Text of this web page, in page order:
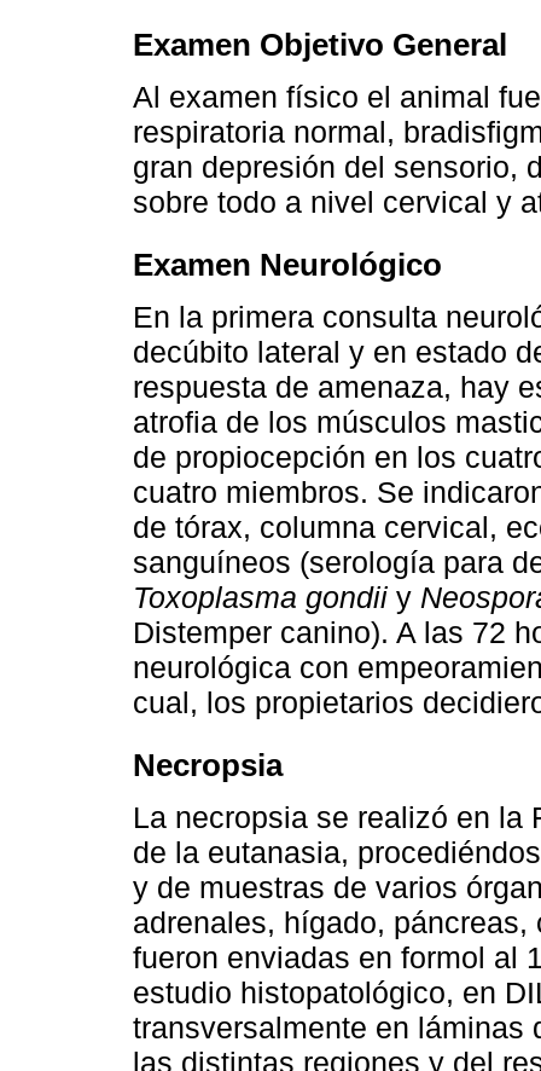
Examen Objetivo General
Al examen físico el animal
respiratoria normal,
gran depresión del sensorio,
sobre todo a nivel cervical y
Examen Neurológico
En la primera consulta
decúbito lateral y en estado
respuesta de amenaza, hay
atrofia de los músculos
de propiocepción en los
cuatro miembros. Se
de tórax, columna cervical,
sanguíneos (serología para
Toxoplasma gondii y
Distemper canino). A las 72
neurológica con
cual, los propietarios
Necropsia
La necropsia se realizó en la
de la eutanasia,
y de muestras de varios
adrenales, hígado,
fueron enviadas en formol al
estudio histopatológico, en
transversalmente en láminas
las distintas regiones y del